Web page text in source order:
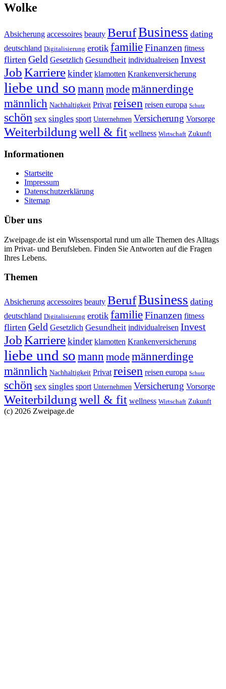
Wolke
Absicherung accessoires beauty BerufBusiness dating
deutschland Digitalisierung erotik familieFinanzen fitness
flirten Geld Gesetzlich Gesundheit individualreisen Invest
JobKarrierekinder klamotten Krankenversicherung
liebe und somann modemännerdinge
männlich Nachhaltigkeit Privat reisen reisen europa Schutz
schön sex singles sport Unternehmen Versicherung Vorsorge
Weiterbildungwell & fit wellness Wirtschaft Zukunft
Informationen
Startseite
Impressum
Datenschutzerklärung
Sitemap
Über uns
Zweipage.de ist ein Wissensportal rund um alle Themen des Alltags
im Privat- und Berufsleben. Finden Sie Antworten auf die Fragen
Ihres Lebens.
Themen
Absicherung accessoires beauty BerufBusiness dating
deutschland Digitalisierung erotik familieFinanzen fitness
flirten Geld Gesetzlich Gesundheit individualreisen Invest
JobKarrierekinder klamotten Krankenversicherung
liebe und somann modemännerdinge
männlich Nachhaltigkeit Privat reisen reisen europa Schutz
schön sex singles sport Unternehmen Versicherung Vorsorge
Weiterbildungwell & fit wellness Wirtschaft Zukunft
(c) 2026 Zweipage.de